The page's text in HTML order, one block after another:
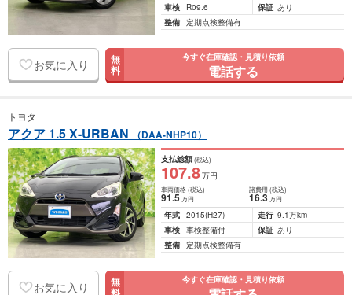
車検
R09.6 保証 あり
整備 定期点検整備有
お気に入り 無
料
今すぐ在庫確認・見積り依頼
電話する
トヨタ
アクア 1.5 X-URBAN （DAA-NHP10）
支払総額(税込)
107.8万円
車両価格(税込)
91.5万円
諸費用 (税込)
16.3 万円
年式 2015(H27) 走行 9.1万km
車検 車検整備付 保証 あり
整備 定期点検整備有
お気に入り 無 今すぐ在庫確認・見積り依頼